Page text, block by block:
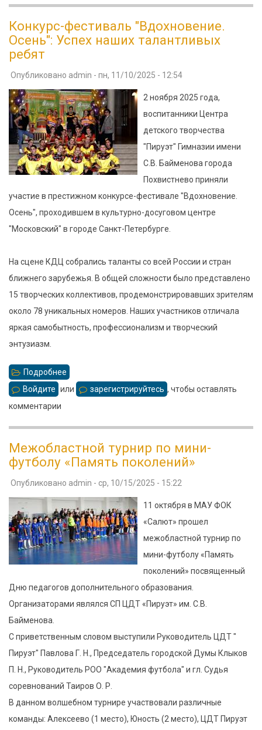
спортивная
Конкурс-фестиваль "Вдохновение.
Осень": Успех наших талантливых
ребят
Опубликовано admin - пн, 11/10/2025 - 12:54
2 ноября 2025 года,
воспитанники Центра
детского творчества
"Пируэт" Гимназии имени
С.В. Байменова города
Похвистнево приняли
участие в престижном конкурсе-фестивале "Вдохновение.
Осень", проходившем в культурно-досуговом центре
"Московский" в городе Санкт-Петербурге.
На сцене КДЦ собрались таланты со всей России и стран
ближнего зарубежья. В общей сложности было представлено
15 творческих коллективов, продемонстрировавших зрителям
около 78 уникальных номеров. Наших участников отличала
яркая самобытность, профессионализм и творческий
энтузиазм.
Подробнее
Конкурс-
Успех
талантливых
ребят
Войдите или зарегистрируйтесь , чтобы оставлять
комментарии
Межобластной турнир по мини-
футболу «Память поколений»
Опубликовано admin - ср, 10/15/2025 - 15:22
11 октября в МАУ ФОК
«Салют» прошел
межобластной турнир по
мини-футболу «Память
поколений» посвященный
Дню педагогов дополнительного образования.
Организаторами являлся СП ЦДТ «Пируэт» им. С.В.
Байменова.
С приветственным словом выступили Руководитель ЦДТ "
Пируэт" Павлова Г. Н., Председатель городской Думы Клыков
П. Н., Руководитель РОО "Академия футбола" и гл. Судья
соревнований Таиров О. Р.
В данном волшебном турнире участвовали различные
команды: Алексеево (1 место), Юность (2 место), ЦДТ Пируэт